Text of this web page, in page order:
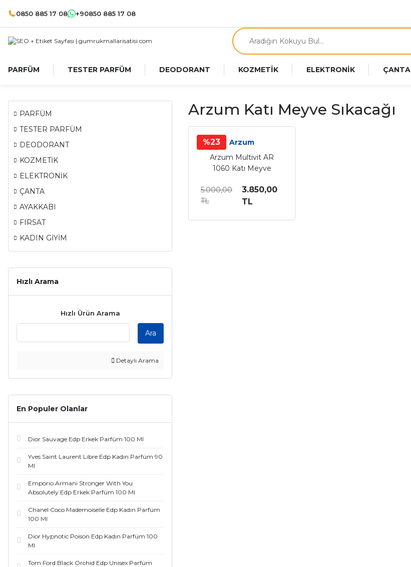
0850 885 17 08 +90850 885 17 08
PARFÜM TESTER PARFÜM DEODORANT KOZMETİK ELEKTRONİK ÇANTA
PARFÜM
TESTER PARFÜM
DEODORANT
KOZMETİK
ELEKTRONİK
ÇANTA
AYAKKABI
FIRSAT
KADIN GİYİM
Hızlı Arama
Hızlı Ürün Arama
Ara
Detaylı Arama
En Populer Olanlar
Dior Sauvage Edp Erkek Parfüm 100 Ml
Yves Saint Laurent Libre Edp Kadın Parfüm 90
Ml
Emporio Armani Stronger With You
Absolutely Edp Erkek Parfüm 100 Ml
Chanel Coco Mademoiselle Edp Kadın Parfüm
100 Ml
Dior Hypnotic Poison Edp Kadın Parfüm 100
Ml
Tom Ford Black Orchid Edp Unisex Parfüm
Arzum Katı Meyve Sıkacağı
%23
Arzum
Arzum Multivit AR
1060 Katı Meyve
5.000,00
TL
3.850,00
TL